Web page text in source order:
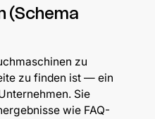
(Schema
zu
zu finden ist — ein
Sie
wie FAQ-